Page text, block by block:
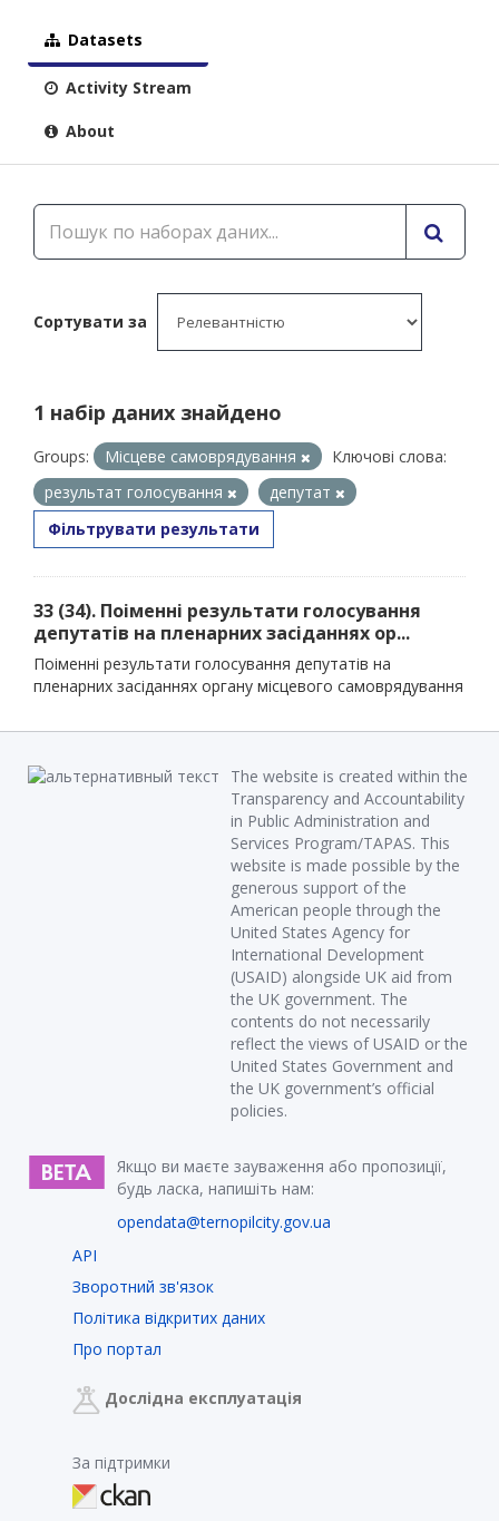
Datasets
Activity Stream
About
Сортувати за
1 набір даних знайдено
Groups: Місцеве самоврядування
Ключові слова:
результат голосування
депутат
Фільтрувати результати
33 (34). Поіменні результати голосування
депутатів на пленарних засіданнях ор...
Поіменні результати голосування депутатів на
пленарних засіданнях органу місцевого самоврядування
The website is created within the
Transparency and Accountability
in Public Administration and
Services Program/TAPAS. This
website is made possible by the
generous support of the
American people through the
United States Agency for
International Development
(USAID) alongside UK aid from
the UK government. The
contents do not necessarily
reflect the views of USAID or the
United States Government and
the UK government’s official
policies.
Якщо ви маєте зауваження або пропозиції,
будь ласка, напишіть нам:
opendata@ternopilcity.gov.ua
API
Зворотний зв'язок
Політика відкритих даних
Про портал
Дослідна експлуатація
За підтримки